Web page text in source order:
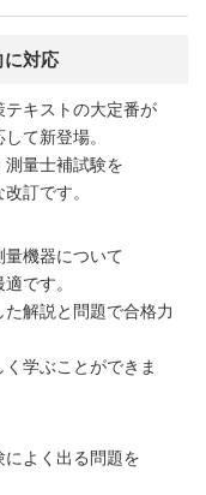
に対応
キストの大定番が
て新登場。
量士補試験を
訂です。
機器について
です。
解説と問題で合格力
学ぶことができま
によく出る問題を